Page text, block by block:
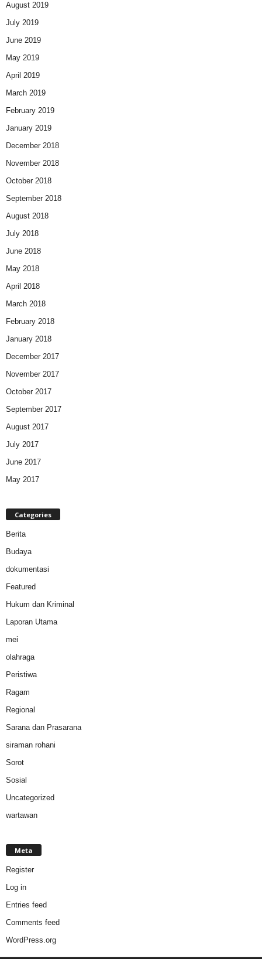
August 2019
July 2019
June 2019
May 2019
April 2019
March 2019
February 2019
January 2019
December 2018
November 2018
October 2018
September 2018
August 2018
July 2018
June 2018
May 2018
April 2018
March 2018
February 2018
January 2018
December 2017
November 2017
October 2017
September 2017
August 2017
July 2017
June 2017
May 2017
Categories
Berita
Budaya
dokumentasi
Featured
Hukum dan Kriminal
Laporan Utama
mei
olahraga
Peristiwa
Ragam
Regional
Sarana dan Prasarana
siraman rohani
Sorot
Sosial
Uncategorized
wartawan
Meta
Register
Log in
Entries feed
Comments feed
WordPress.org